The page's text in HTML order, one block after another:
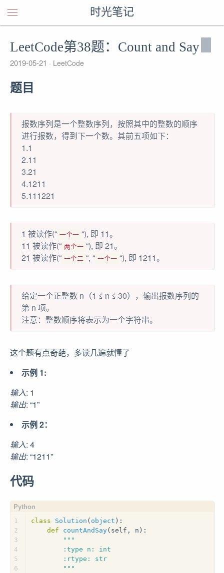
时光笔记
LeetCode第38题：Count and Say
2019-05-21 LeetCode
题目
报数序列是一个整数序列，按照其中的整数的顺序
进行报数，得到下一个数。其前五项如下：
1.1
2.11
3.21
4.1211
5.111221
1 被读作(“ 一个一 “), 即 11。
11 被读作(“ 两个一 “), 即 21。
21 被读作(“ 一个二 “, “ 一个一 “), 即 1211。
给定一个正整数 n（1 ≤ n ≤ 30），输出报数序列的
第 n 项。
注意：整数顺序将表示为一个字符串。
这个题有点奇葩，多读几遍就懂了
示例 1:
输入: 1
输出: “1”
示例 2：
输入: 4
输出: “1211”
代码
1
2
3
4
5
6
class Solution ( object ):
def
countAndSay( self, n ):
"""
        :type n: int
        :rtype: str
        """